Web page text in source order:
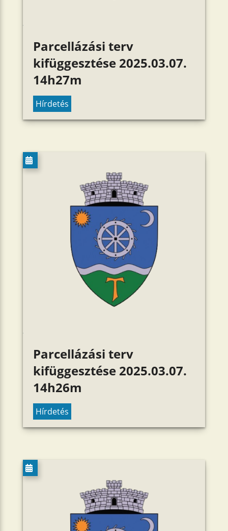
Parcellázási terv
kifüggesztése 2025.03.07.
14h27m
Hírdetés
Parcellázási terv
kifüggesztése 2025.03.07.
14h26m
Hírdetés